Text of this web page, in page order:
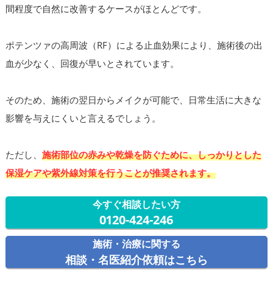
間程度で自然に改善するケースがほとんどです。
ポテンツァの高周波（RF）による止血効果により、施術後の出
血が少なく、回復が早いとされています。
そのため、施術の翌日からメイクが可能で、日常生活に大きな
影響を与えにくいと言えるでしょう。
ただし、 施術部位の赤みや乾燥を防ぐために、しっかりとした
保湿ケアや紫外線対策を行うことが推奨されます。
今すぐ相談したい方
0120-424-246
施術・治療に関する
相談・名医紹介依頼はこちら